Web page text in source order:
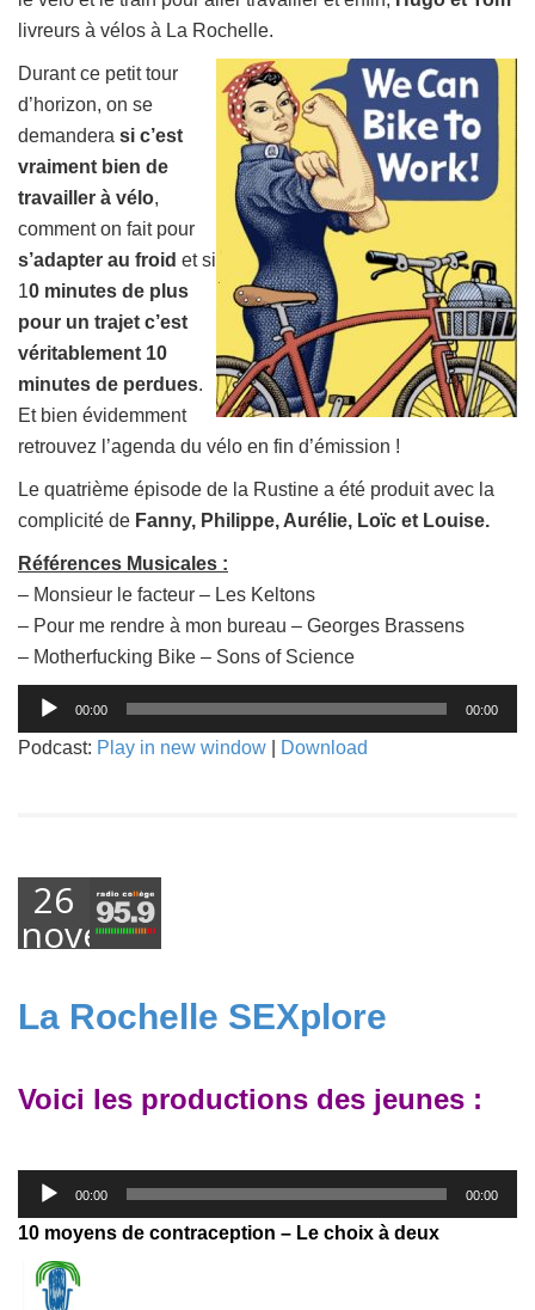
livreurs à vélos à La Rochelle.
Durant ce petit tour
d’horizon, on se
demandera si c’est
vraiment bien de
travailler à vélo,
comment on fait pour
s’adapter au froid et si
10 minutes de plus
pour un trajet c’est
véritablement 10
minutes de perdues.
Et bien évidemment
retrouvez l’agenda du vélo en fin d’émission !
Le quatrième épisode de la Rustine a été produit avec la
complicité de Fanny, Philippe, Aurélie, Loïc et Louise.
Références Musicales :
– Monsieur le facteur – Les Keltons
– Pour me rendre à mon bureau – Georges Brassens
– Motherfucking Bike – Sons of Science
Lecteur
audio
00:00 00:00
Podcast: Play in new window Download
26
novembre
La Rochelle SEXplore
Voici les productions des jeunes :
Lecteur
audio
00:00 00:00
10 moyens de contraception – Le choix à deux